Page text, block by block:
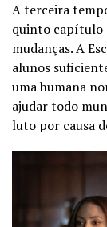
A terceira
quinto capítulo
mudanças. A
alunos
uma humana
ajudar todo
luto por causa